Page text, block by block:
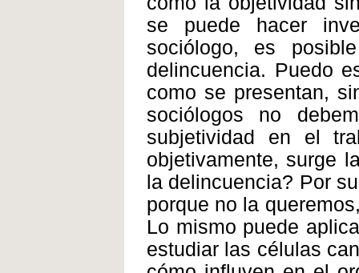
se puede hacer
sociólogo, es
delincuencia. Puedo
como se presentan,
sociólogos no
subjetividad en el
objetivamente, surge
la delincuencia? Por
porque no la
Lo mismo puede
estudiar las células